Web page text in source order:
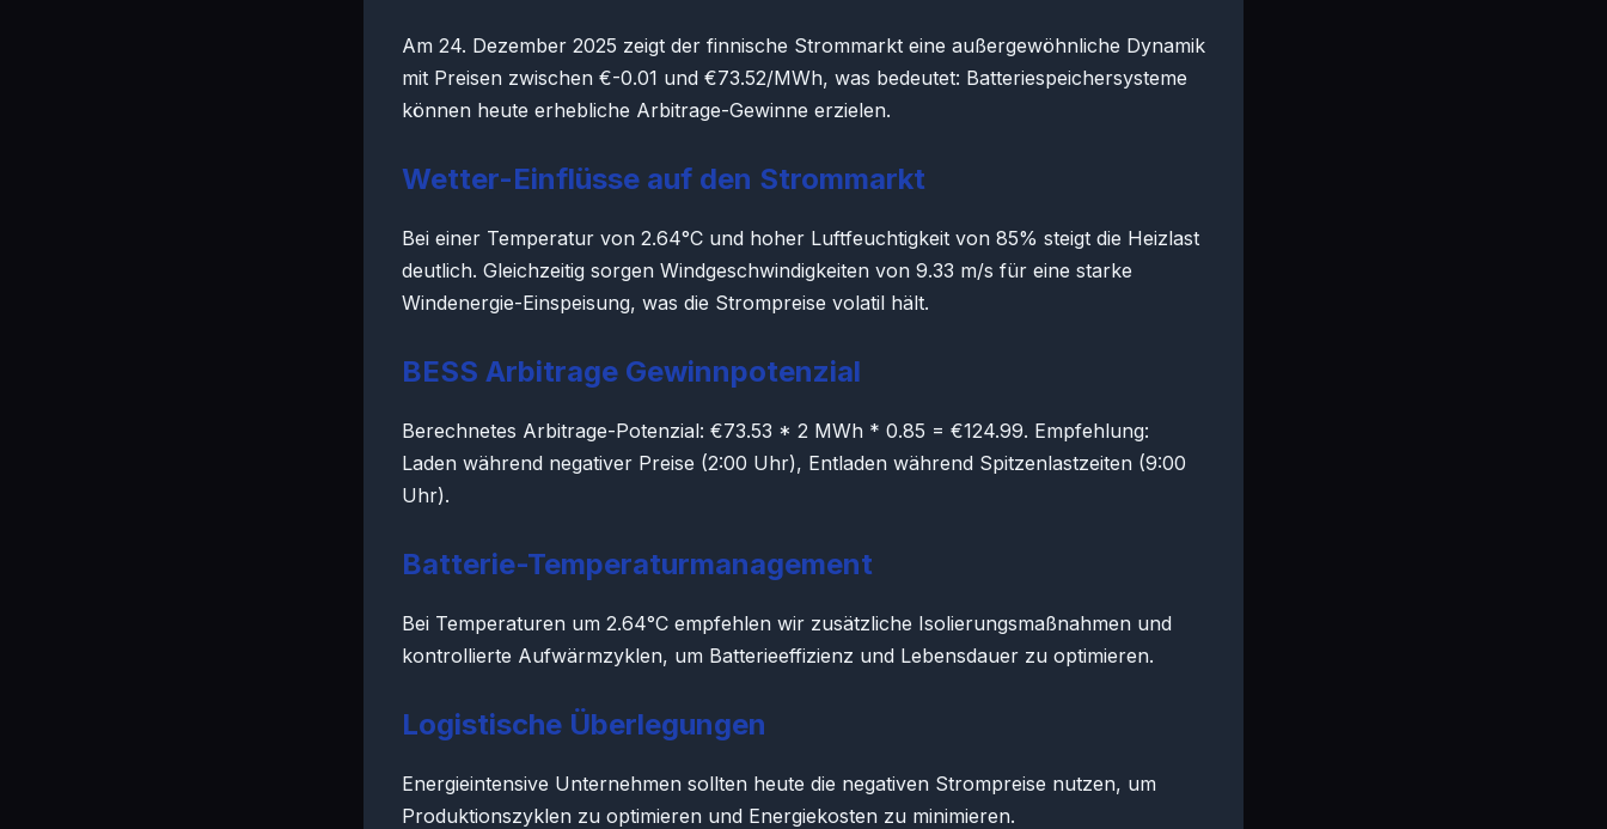
Am 24. Dezember 2025 zeigt der finnische Strommarkt eine außergewöhnliche Dynamik
mit Preisen zwischen €-0.01 und €73.52/MWh, was bedeutet: Batteriespeichersysteme
können heute erhebliche Arbitrage-Gewinne erzielen.
Wetter-Einflüsse auf den Strommarkt
Bei einer Temperatur von 2.64°C und hoher Luftfeuchtigkeit von 85% steigt die Heizlast
deutlich. Gleichzeitig sorgen Windgeschwindigkeiten von 9.33 m/s für eine starke
Windenergie-Einspeisung, was die Strompreise volatil hält.
BESS Arbitrage Gewinnpotenzial
Berechnetes Arbitrage-Potenzial: €73.53 * 2 MWh * 0.85 = €124.99. Empfehlung:
Laden während negativer Preise (2:00 Uhr), Entladen während Spitzenlastzeiten (9:00
Uhr).
Batterie-Temperaturmanagement
Bei Temperaturen um 2.64°C empfehlen wir zusätzliche Isolierungsmaßnahmen und
kontrollierte Aufwärmzyklen, um Batterieeffizienz und Lebensdauer zu optimieren.
Logistische Überlegungen
Energieintensive Unternehmen sollten heute die negativen Strompreise nutzen, um
Produktionszyklen zu optimieren und Energiekosten zu minimieren.